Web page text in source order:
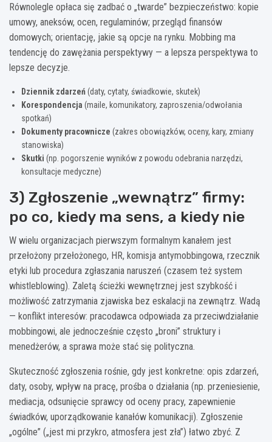
Równolegle opłaca się zadbać o „twarde” bezpieczeństwo: kopie
umowy, aneksów, ocen, regulaminów; przegląd finansów
domowych; orientację, jakie są opcje na rynku. Mobbing ma
tendencję do zawężania perspektywy — a lepsza perspektywa to
lepsze decyzje.
Dziennik zdarzeń(daty, cytaty, świadkowie, skutek)
Korespondencja (maile, komunikatory, zaproszenia/odwołania
spotkań)
Dokumenty pracownicze (zakres obowiązków, oceny, kary, zmiany
stanowiska)
Skutki (np. pogorszenie wyników z powodu odebrania narzędzi,
konsultacje medyczne)
3) Zgłoszenie „wewnątrz” firmy:
po co, kiedy ma sens, a kiedy nie
W wielu organizacjach pierwszym formalnym kanałem jest
przełożony przełożonego, HR, komisja antymobbingowa, rzecznik
etyki lub procedura zgłaszania naruszeń (czasem też system
whistleblowing). Zaletą ścieżki wewnętrznej jest szybkość i
możliwość zatrzymania zjawiska bez eskalacji na zewnątrz. Wadą
— konflikt interesów: pracodawca odpowiada za przeciwdziałanie
mobbingowi, ale jednocześnie często „broni” struktury i
menedżerów, a sprawa może stać się polityczna.
Skuteczność zgłoszenia rośnie, gdy jest konkretne: opis zdarzeń,
daty, osoby, wpływ na pracę, prośba o działania (np. przeniesienie,
mediacja, odsunięcie sprawcy od oceny pracy, zapewnienie
świadków, uporządkowanie kanałów komunikacji). Zgłoszenie
„ogólne” („jest mi przykro, atmosfera jest zła”) łatwo zbyć. Z